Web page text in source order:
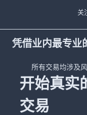
关
凭借业内最专业
所有交易均涉及
开始真实
交易